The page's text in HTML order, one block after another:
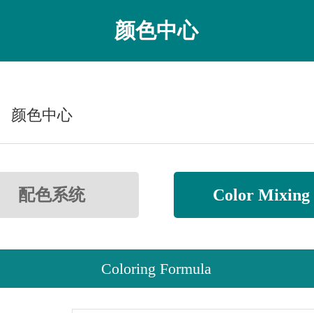
颜色中心
颜色中心
配色系统 Color Mixing
Coloring Formula